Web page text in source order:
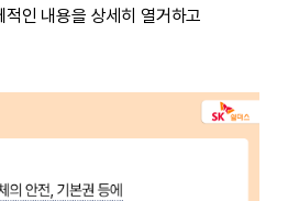
인 내용을 상세히 열거하고